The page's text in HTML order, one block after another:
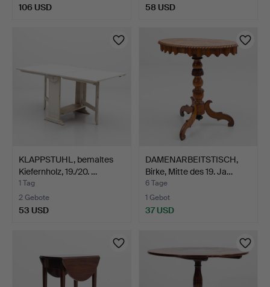
106 USD 58 USD
KLAPPSTUHL, bemaltes
Kiefernholz, 19./20. …
1 Tag
2 Gebote
53 USD
DAMENARBEITSTISCH,
Birke, Mitte des 19. Ja…
6 Tage
1 Gebot
37 USD